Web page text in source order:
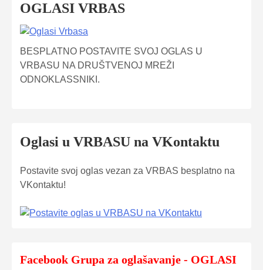
OGLASI VRBAS
BESPLATNO POSTAVITE SVOJ OGLAS U
VRBASU NA DRUŠTVENOJ MREŽI
ODNOKLASSNIKI.
Oglasi u VRBASU na VKontaktu
Postavite svoj oglas vezan za VRBAS besplatno na
VKontaktu!
Facebook Grupa za oglašavanje - OGLASI